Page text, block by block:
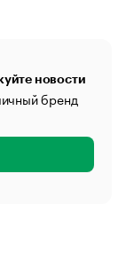
новости
бренд